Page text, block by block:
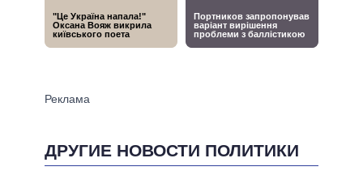
ДРУГИЕ НОВОСТИ ПОЛИТИКИ